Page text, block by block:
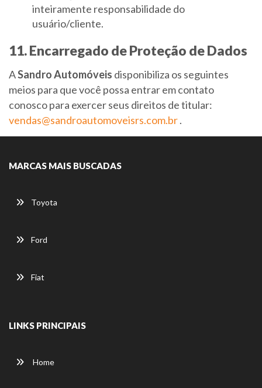
inteiramente responsabilidade do
usuário/cliente.
11. Encarregado de Proteção de Dados
ASandro Automóveis disponibiliza os seguintes
meios para que você possa entrar em contato
conosco para exercer seus direitos de titular:
vendas@sandroautomoveisrs.com.br.
MARCAS MAIS BUSCADAS
Toyota
Ford
Fiat
LINKS PRINCIPAIS
Home